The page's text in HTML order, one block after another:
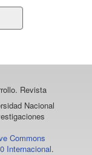
Revista
Nacional
Commons
Internacional.